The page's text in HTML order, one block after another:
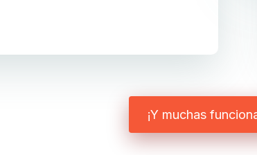
¡Y muchas